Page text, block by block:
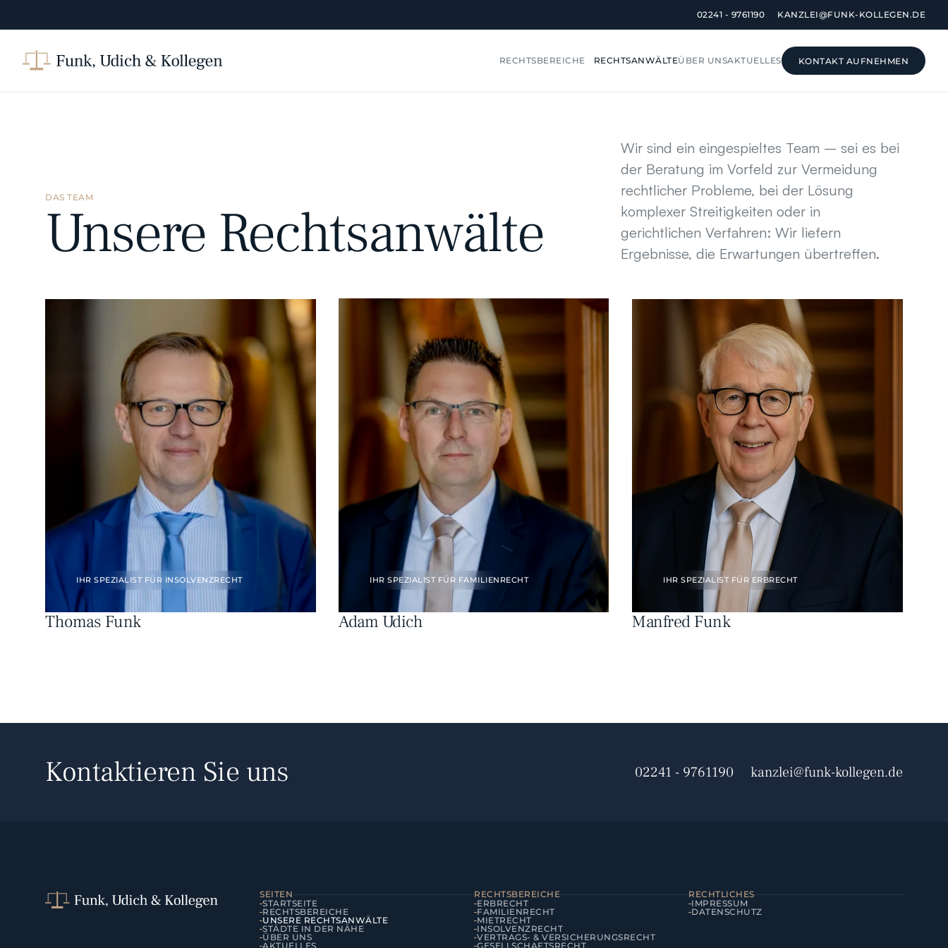
02241 - 9761190 KANZLEI@FUNK-KOLLEGEN.DE
RECHTSBEREICHE RECHTSANWÄLTEÜBER UNSAKTUELLES
KONTAKT AUFNEHMEN
DAS TEAM
Unsere Rechtsanwälte
Wir sind ein eingespieltes Team – sei es bei
der Beratung im Vorfeld zur Vermeidung
rechtlicher Probleme, bei der Lösung
komplexer Streitigkeiten oder in
gerichtlichen Verfahren: Wir liefern
Ergebnisse, die Erwartungen übertreffen.
IHR SPEZIALIST FÜR INSOLVENZRECHT
Thomas Funk
IHR SPEZIALIST FÜR FAMILIENRECHT
Adam Udich
IHR SPEZIALIST FÜR ERBRECHT
Manfred Funk
Kontaktieren Sie uns 02241 - 9761190 kanzlei@funk-kollegen.de
SEITEN
STARTSEITE
RECHTSBEREICHE
UNSERE RECHTSANWÄLTE
STÄDTE IN DER NÄHE
ÜBER UNS
AKTUELLES
RECHTSBEREICHE
ERBRECHT
FAMILIENRECHT
MIETRECHT
INSOLVENZRECHT
VERTRAGS- & VERSICHERUNGSRECHT
GESELLSCHAFTSRECHT
RECHTLICHES
IMPRESSUM
DATENSCHUTZ